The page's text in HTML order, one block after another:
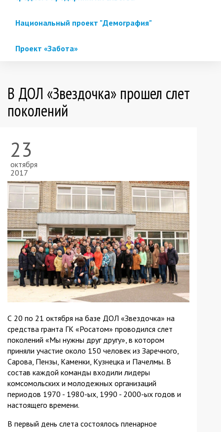
Национальный проект "Демография"
Проект «Забота»
В ДОЛ «Звездочка» прошел слет
поколений
23
октября
2017
С 20 по 21 октября на базе ДОЛ «Звездочка» на
средства гранта ГК «Росатом» проводился слет
поколений «Мы нужны друг другу», в котором
приняли участие около 150 человек из Заречного,
Сарова, Пензы, Каменки, Кузнецка и Пачелмы. В
состав каждой команды входили лидеры
комсомольских и молодежных организаций
периодов 1970 - 1980-ых, 1990 - 2000-ых годов и
настоящего времени.
В первый день слета состоялось пленарное